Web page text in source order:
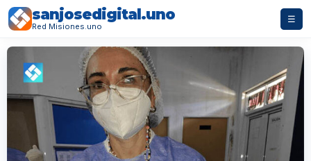
sanjosedigital.uno
Red Misiones.uno
☰